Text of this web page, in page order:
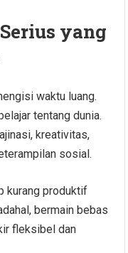
yang
waktu luang.
tentang dunia.
kreativitas,
sosial.
kurang produktif
bermain bebas
fleksibel dan